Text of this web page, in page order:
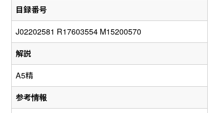
目録番号
J02202581 R17603554 M15200570
解説
A5精
参考情報